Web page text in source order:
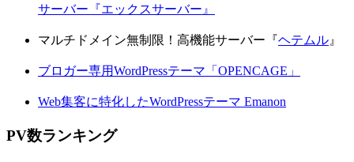
サーバー『エックスサーバー』
マルチドメイン無制限！高機能サーバー『ヘテムル 』
ブロガー専用WordPressテーマ「OPENCAGE」
Web集客に特化したWordPressテーマ Emanon
PV数ランキング